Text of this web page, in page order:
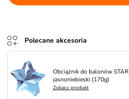
Polecane akcesoria
Obciążnik do balonów STAR
jasnoniebieski (170g)
Zobacz produkt